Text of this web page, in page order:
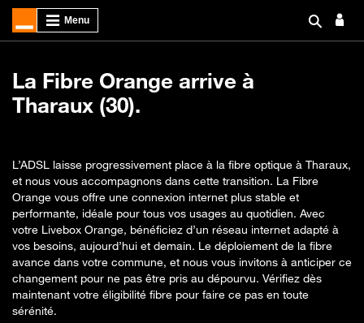
La Fibre Orange arrive à
Tharaux (30).
L’ADSL laisse progressivement place à la fibre optique à Tharaux,
et nous vous accompagnons dans cette transition. La Fibre
Orange vous offre une connexion internet plus stable et
performante, idéale pour tous vos usages au quotidien. Avec
votre Livebox Orange, bénéficiez d’un réseau internet adapté à
vos besoins, aujourd’hui et demain. Le déploiement de la fibre
avance dans votre commune, et nous vous invitons à anticiper ce
changement pour ne pas être pris au dépourvu. Vérifiez dès
maintenant votre éligibilité fibre pour faire ce pas en toute
sérénité.